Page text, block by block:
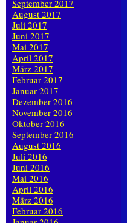
September 2017
August 2017
Juli 2017
Juni 2017
Mai 2017
April 2017
März 2017
Februar 2017
Januar 2017
Dezember 2016
November 2016
Oktober 2016
September 2016
August 2016
Juli 2016
Juni 2016
Mai 2016
April 2016
März 2016
Februar 2016